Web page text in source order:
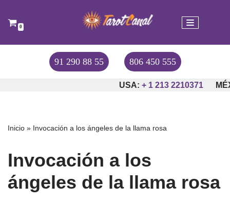
Saltar
0
91 290 88 55 806 450 555
USA:+ 1 213 2210371
Inicio » Invocación a los ángeles de la llama rosa
Invocación a los
ángeles de la llama rosa